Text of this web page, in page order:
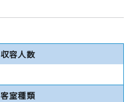
収容人数
客室種類